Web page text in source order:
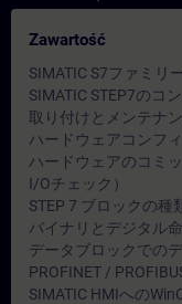
Zawartość
SIMATIC S7ファミリ
SIMATIC STEP7のコ
取り付けとメンテナ
ハードウェアコンフ
ハードウェアのコミ
I/Oチェック）
STEP 7 ブロックの種
バイナリとデジタル
データブロックでの
PROFINET /
SIMATIC HMIへの